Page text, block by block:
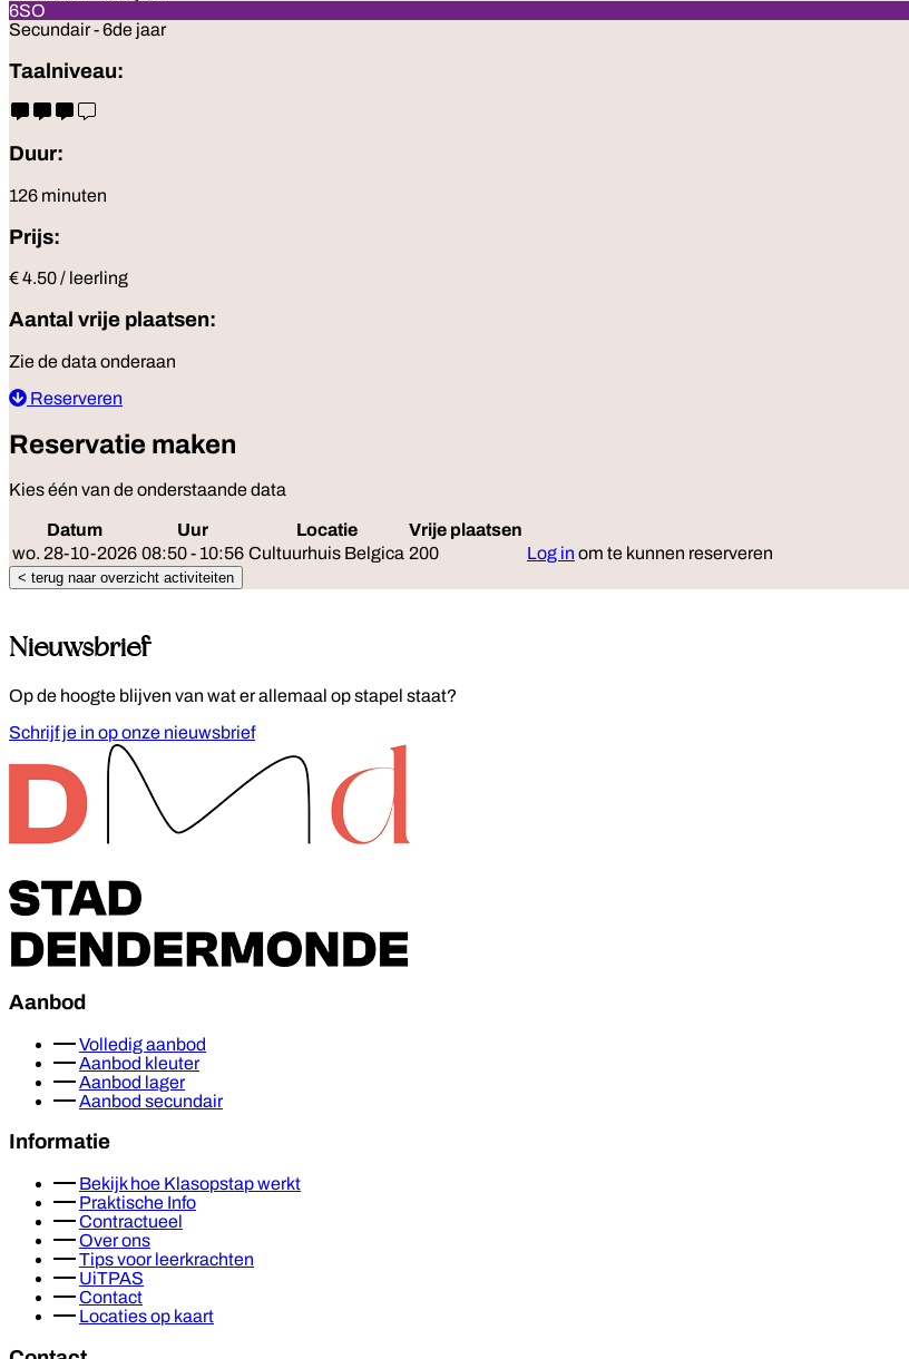
6SO
Secundair - 6de jaar
Taalniveau:
Duur:
126 minuten
Prijs:
€ 4.50 / leerling
Aantal vrije plaatsen:
Zie de data onderaan
Reserveren
Reservatie maken
Kies één van de onderstaande data
Datum Uur Locatie Vrije plaatsen
wo. 28-10-2026 08:50 - 10:56 Cultuurhuis Belgica 200 Log in om te kunnen reserveren
< terug naar overzicht activiteiten
Nieuwsbrief
Op de hoogte blijven van wat er allemaal op stapel staat?
Schrijf je in op onze nieuwsbrief
Aanbod
Volledig aanbod
Aanbod kleuter
Aanbod lager
Aanbod secundair
Informatie
Bekijk hoe Klasopstap werkt
Praktische Info
Contractueel
Over ons
Tips voor leerkrachten
UiTPAS
Contact
Locaties op kaart